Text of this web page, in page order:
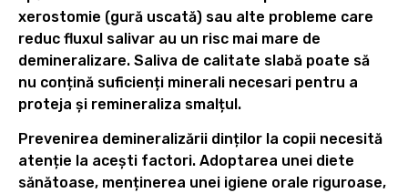
xerostomie (gură uscată) sau alte probleme care
reduc fluxul salivar au un risc mai mare de
demineralizare. Saliva de calitate slabă poate să
nu conțină suficienți minerali necesari pentru a
proteja și remineraliza smalțul.
Prevenirea demineralizării dinților la copii necesită
atenție la acești factori. Adoptarea unei diete
sănătoase, menținerea unei igiene orale riguroase,